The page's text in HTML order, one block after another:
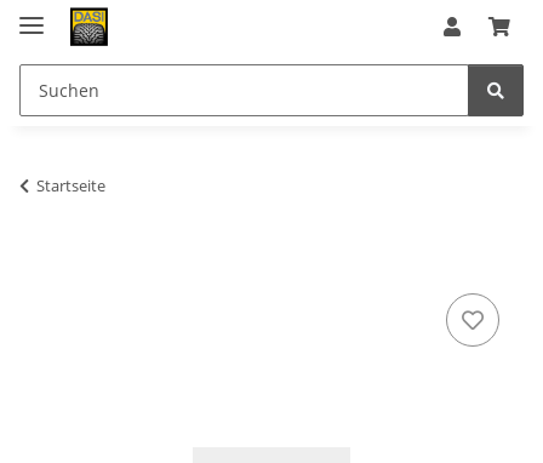
Startseite